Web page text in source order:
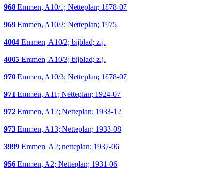
968 Emmen, A10/1; Netteplan; 1878-07
969 Emmen, A10/2; Netteplan; 1975
4004 Emmen, A10/2; bijblad; z.j.
4005 Emmen, A10/3; bijblad; z.j.
970 Emmen, A10/3; Netteplan; 1878-07
971 Emmen, A11; Netteplan; 1924-07
972 Emmen, A12; Netteplan; 1933-12
973 Emmen, A13; Netteplan; 1938-08
3999 Emmen, A2; netteplan; 1937-06
956 Emmen, A2; Netteplan; 1931-06